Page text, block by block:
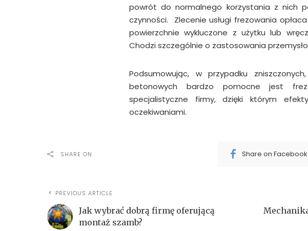
powrót do normalnego korzystania z nich
czynności. Zlecenie usługi frezowania
powierzchnie wykluczone z użytku lub
Chodzi szczególnie o zastosowania
Podsumowując, w przypadku
betonowych bardzo pomocne jest
specjalistyczne firmy, dzięki którym
oczekiwaniami.
SHARE ON Share on Facebook
PREVIOUS ARTICLE
Jak wybrać dobrą firmę oferującą
montaż szamb?